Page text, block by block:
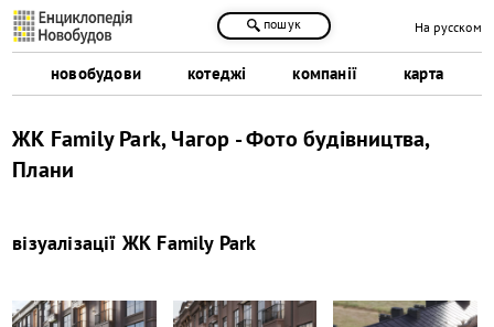
новобудови котеджі компанії карта
пошук На русском
ЖК Family Park, Чагор - Фото будівництва,
Плани
візуалізації ЖК Family Park